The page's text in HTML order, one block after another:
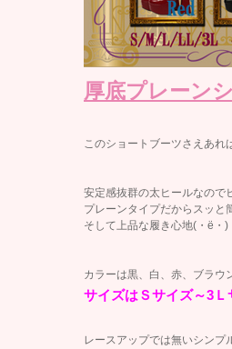
厚底プレーン
このショートブーツさえあ
安定感抜群の太ヒールなので
プレーンタイプだからスッ
そして上品な履き心地(・ё・)
カラーは黒、白、赤、ブラウ
サイズはＳサイズ～3
レースアップでは無いシン